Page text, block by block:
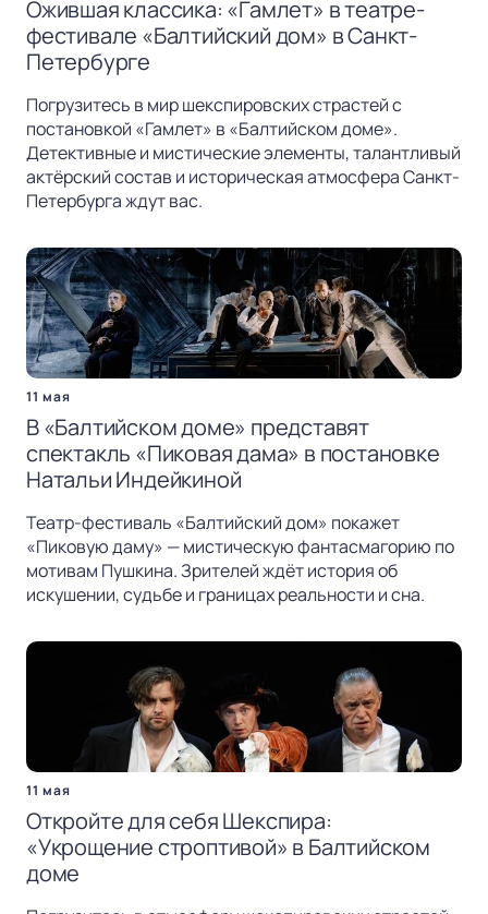
Ожившая классика: «Гамлет» в театре-
фестивале «Балтийский дом» в Санкт-
Петербурге
Погрузитесь в мир шекспировских страстей с
постановкой «Гамлет» в «Балтийском доме».
Детективные и мистические элементы, талантливый
актёрский состав и историческая атмосфера Санкт-
Петербурга ждут вас.
11 мая
В «Балтийском доме» представят
спектакль «Пиковая дама» в постановке
Натальи Индейкиной
Театр-фестиваль «Балтийский дом» покажет
«Пиковую даму» — мистическую фантасмагорию по
мотивам Пушкина. Зрителей ждёт история об
искушении, судьбе и границах реальности и сна.
11 мая
Откройте для себя Шекспира:
«Укрощение строптивой» в Балтийском
доме